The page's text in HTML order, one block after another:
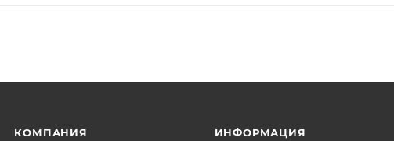
КОМПАНИЯ ИНФОРМАЦИЯ